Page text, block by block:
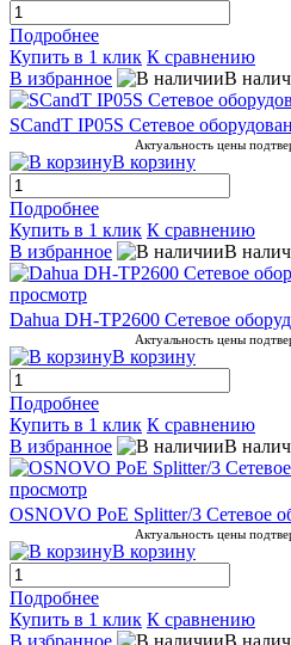
Подробнее
Купить в 1 клик К сравнению
В избранное
В
SCandT IP05S Сетевое
Актуальность цены
В корзину
Подробнее
Купить в 1 клик К сравнению
В избранное
В
просмотр
Dahua DH-TP2600 Сетевое
Актуальность цены
В корзину
Подробнее
Купить в 1 клик К сравнению
В избранное
В
просмотр
OSNOVO PoE Splitter/3 Сетевое
Актуальность цены
В корзину
Подробнее
Купить в 1 клик К сравнению
В избранное
В